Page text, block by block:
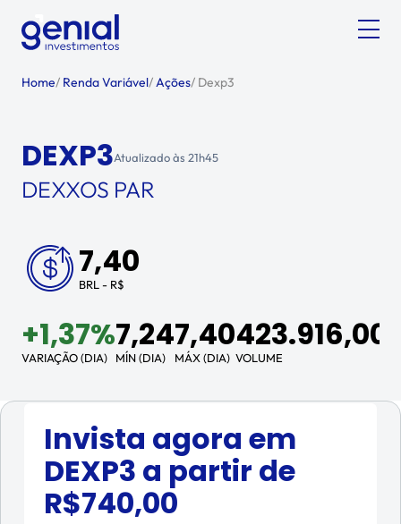
Home/ Renda Variável/Ações/ Dexp3
DEXP3Atualizado às 21h45
DEXXOS PAR
7,40
BRL - R$
+1,37%
VARIAÇÃO (DIA)
7,24
MÍN (DIA)
7,40
MÁX (DIA)
423.916,00
VOLUME
Invista agora em
DEXP3 a partir de
R$740,00